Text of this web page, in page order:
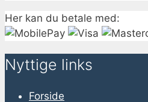
Her kan du betale med:
Nyttige links
Forside